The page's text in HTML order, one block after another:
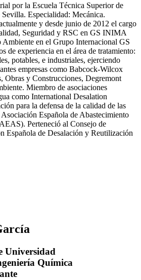
por la Escuela Técnica Superior de
Especialidad: Mecánica.
y desde junio de 2012 el cargo
Seguridad y RSC en GS INIMA
Ambiente en el Grupo Internacional GS
de experiencia en el área de tratamiento:
potables, e industriales, ejerciendo
empresas como Babcock-Wilcox
Obras y Construcciones, Degremont
Miembro de asociaciones
como International Desalation
para la defensa de la calidad de las
Española de Abastecimiento
Perteneció al Consejo de
Española de Desalación y Reutilización
Universidad
Química